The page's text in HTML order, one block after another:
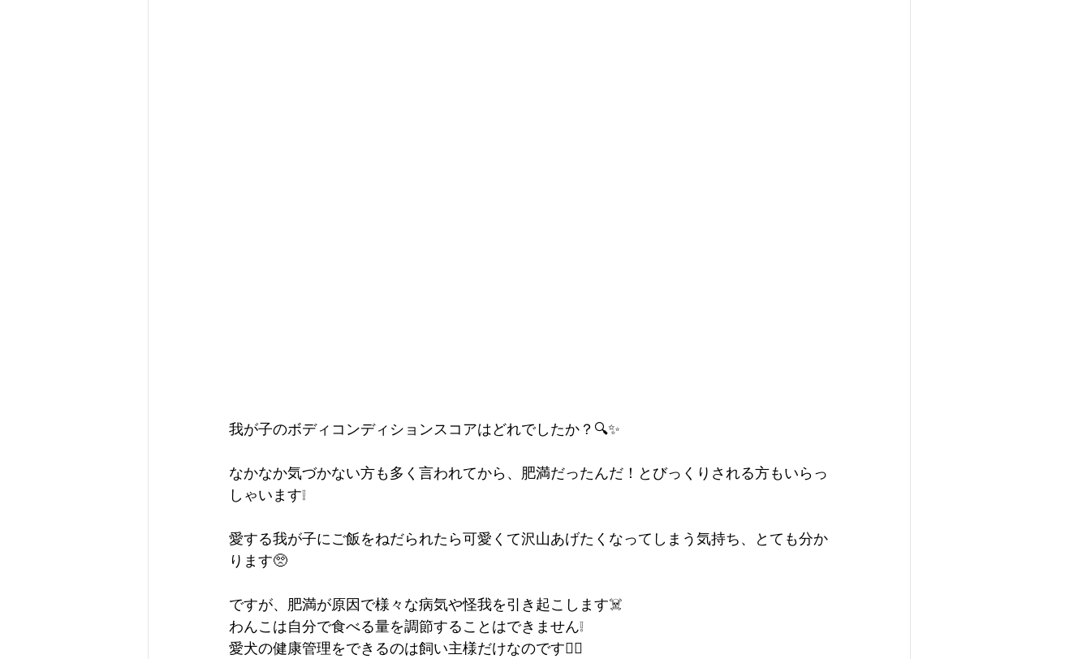
我が子のボディコンディションスコアはどれでしたか？🔍✨
なかなか気づかない方も多く言われてから、肥満だったんだ！とびっくりされる方もいらっ
しゃいます❕
愛する我が子にご飯をねだられたら可愛くて沢山あげたくなってしまう気持ち、とても分か
ります🥺
ですが、肥満が原因で様々な病気や怪我を引き起こします☠️
わんこは自分で食べる量を調節することはできません❕
愛犬の健康管理をできるのは飼い主様だけなのです❤️‍🔥